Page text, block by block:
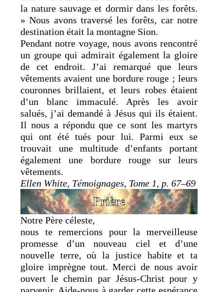
la nature sauvage et dormir dans les forêts.
» Nous avons traversé les forêts, car notre
destination était la montagne Sion.
Pendant notre voyage, nous avons rencontré
un groupe qui admirait également la gloire
de cet endroit. J’ai remarqué que leurs
vêtements avaient une bordure rouge ; leurs
couronnes brillaient, et leurs robes étaient
d’un blanc immaculé. Après les avoir
salués, j’ai demandé à Jésus qui ils étaient.
Il nous a répondu que ce sont les martyrs
qui ont été tués pour lui. Parmi eux se
trouvait une multitude d’enfants portant
également une bordure rouge sur leurs
vêtements.
Ellen White, Témoignages, Tome 1, p. 67–69
Notre Père céleste,
nous te remercions pour la merveilleuse
promesse d’un nouveau ciel et d’une
nouvelle terre, où la justice habite et ta
gloire imprègne tout. Merci de nous avoir
ouvert le chemin par Jésus-Christ pour y